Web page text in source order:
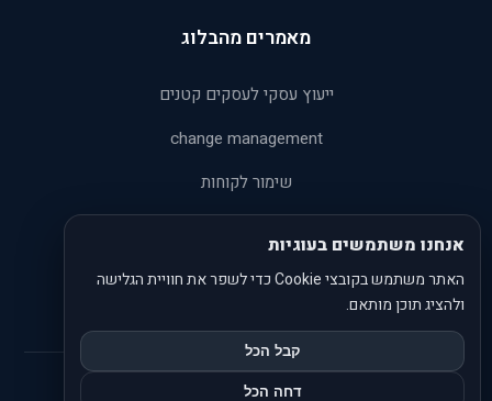
מאמרים מהבלוג
ייעוץ עסקי לעסקים קטנים
change management
שימור לקוחות
ניתוח SWOT
אנחנו משתמשים בעוגיות
האתר משתמש בקובצי Cookie כדי לשפר את חוויית הגלישה
ולהציג תוכן מותאם.
קבל הכל
דחה הכל